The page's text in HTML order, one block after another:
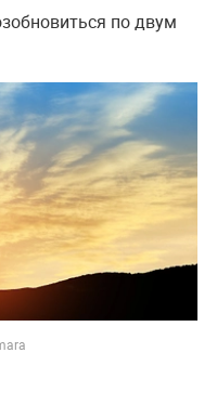
по двум